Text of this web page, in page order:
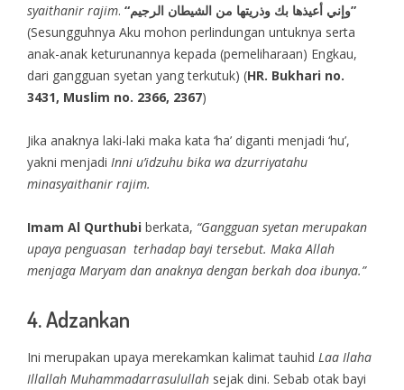
syaithanir rajim.
“وإني أعيذها بك وذريتها من الشيطان الرجيم”
(Sesungguhnya Aku mohon perlindungan untuknya serta
anak-anak keturunannya kepada (pemeliharaan) Engkau,
dari gangguan syetan yang terkutuk) (HR. Bukhari no.
3431, Muslim no. 2366, 2367)
Jika anaknya laki-laki maka kata ‘ha’ diganti menjadi ‘hu’,
yakni menjadi Inni u’idzuhu bika wa dzurriyatahu
minasyaithanir rajim.
Imam Al Qurthubiberkata, “Gangguan syetan merupakan
upaya penguasan terhadap bayi tersebut. Maka Allah
menjaga Maryam dan anaknya dengan berkah doa ibunya.”
4. Adzankan
Ini merupakan upaya merekamkan kalimat tauhid Laa Ilaha
Illallah Muhammadarrasulullahsejak dini. Sebab otak bayi